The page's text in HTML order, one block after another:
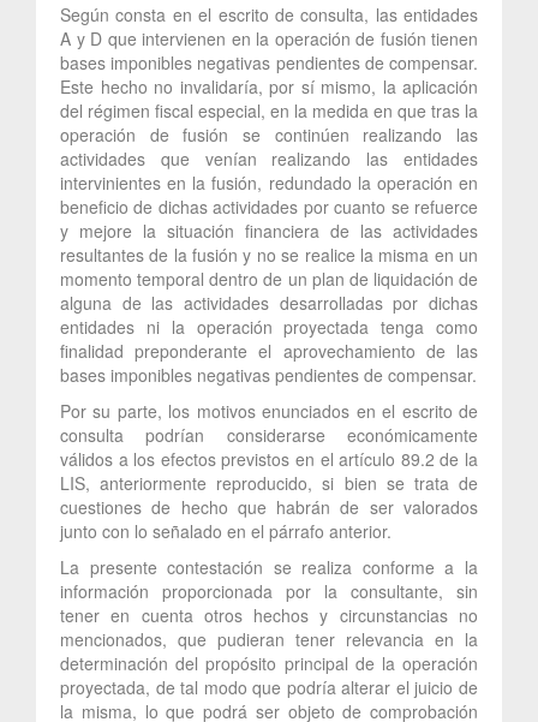
Según consta en el escrito de consulta, las entidades
A y D que intervienen en la operación de fusión tienen
bases imponibles negativas pendientes de compensar.
Este hecho no invalidaría, por sí mismo, la aplicación
del régimen fiscal especial, en la medida en que tras la
operación de fusión se continúen realizando las
actividades que venían realizando las entidades
intervinientes en la fusión, redundado la operación en
beneficio de dichas actividades por cuanto se refuerce
y mejore la situación financiera de las actividades
resultantes de la fusión y no se realice la misma en un
momento temporal dentro de un plan de liquidación de
alguna de las actividades desarrolladas por dichas
entidades ni la operación proyectada tenga como
finalidad preponderante el aprovechamiento de las
bases imponibles negativas pendientes de compensar.
Por su parte, los motivos enunciados en el escrito de
consulta podrían considerarse económicamente
válidos a los efectos previstos en el artículo 89.2 de la
LIS, anteriormente reproducido, si bien se trata de
cuestiones de hecho que habrán de ser valorados
junto con lo señalado en el párrafo anterior.
La presente contestación se realiza conforme a la
información proporcionada por la consultante, sin
tener en cuenta otros hechos y circunstancias no
mencionados, que pudieran tener relevancia en la
determinación del propósito principal de la operación
proyectada, de tal modo que podría alterar el juicio de
la misma, lo que podrá ser objeto de comprobación